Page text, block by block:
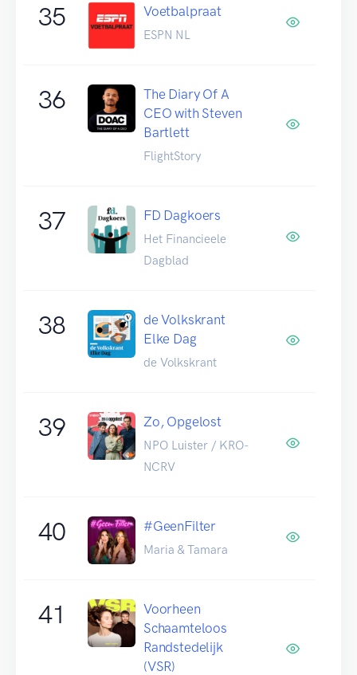
35 Voetbalpraat
ESPN NL
36
The Diary Of A
CEO with Steven
Bartlett
FlightStory
37 FD Dagkoers
Het Financieele
Dagblad
38
de Volkskrant
Elke Dag
de Volkskrant
39 Zo, Opgelost
NPO Luister / KRO-
NCRV
40 #GeenFilter
Maria & Tamara
41
Voorheen
Schaamteloos
Randstedelijk
(VSR)